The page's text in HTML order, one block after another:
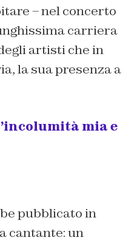
– nel concerto
carriera
artisti che in
la sua presenza a
mia e
pubblicato in
cantante: un